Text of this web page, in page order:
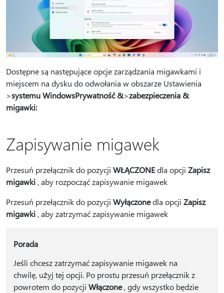
Dostępne są następujące opcje zarządzania migawkami i
miejscem na dysku do odwołania w obszarze Ustawienia
>systemu WindowsPrywatność &>zabezpieczenia &
migawki:
Zapisywanie migawek
Przesuń przełącznik do pozycji WŁĄCZONEdla opcji Zapisz
migawki , aby rozpocząć zapisywanie migawek
Przesuń przełącznik do pozycji Wyłączonedla opcji Zapisz
migawki , aby zatrzymać zapisywanie migawek
Porada
Jeśli chcesz zatrzymać zapisywanie migawek na
chwilę, użyj tej opcji. Po prostu przesuń przełącznik z
powrotem do pozycji Włączone, gdy wszystko będzie